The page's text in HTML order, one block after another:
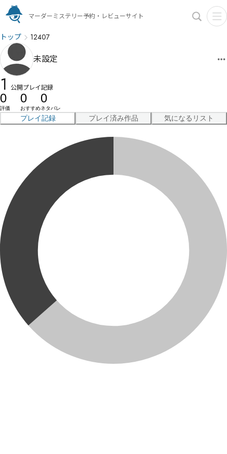
マーダーミステリー予約・レビューサイト
トップ 12407
未設定
1 公開プレイ記録
0
評価
0
おすすめ
0
ネタバレ
プレイ記録 プレイ済み作品 気になるリスト